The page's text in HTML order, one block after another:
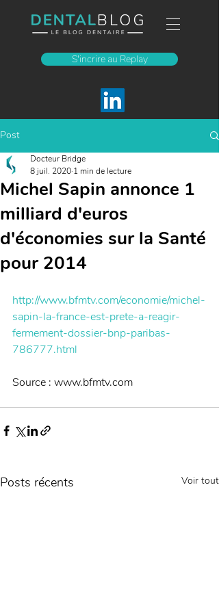
S'incrire au Replay
Post
Michel Sapin annonce 1
milliard d'euros
d'économies sur la Santé
pour 2014
Docteur Bridge
8 juil. 2020 1 min de lecture
http://www.bfmtv.com/economie/michel-
sapin-la-france-est-prete-a-reagir-
fermement-dossier-bnp-paribas-
786777.html
Source : www.bfmtv.com
Posts récents Voir tout